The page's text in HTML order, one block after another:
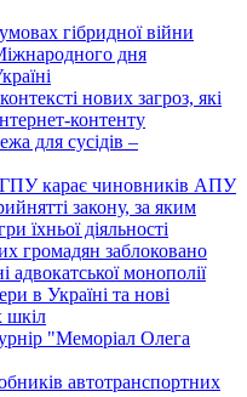
гібридної війни
дня
нових загроз, які
контенту
для сусідів –
карає чиновників АПУ
закону, за яким
їхньої діяльності
громадян заблоковано
монополії
в Україні та нові
шкіл
"Меморіал Олега
автотранспортних